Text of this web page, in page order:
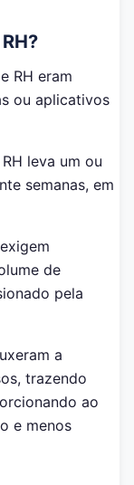
RH eram
ou aplicativos
leva um ou
semanas, em
de
pela
a
trazendo
ao
e menos